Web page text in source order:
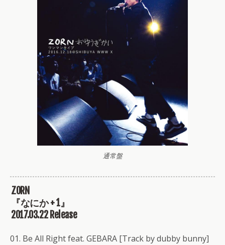
通常盤
ZORN
『なにか + 1』
2017.03.22 Release
01. Be All Right feat. GEBARA [Track by dubby bunny]